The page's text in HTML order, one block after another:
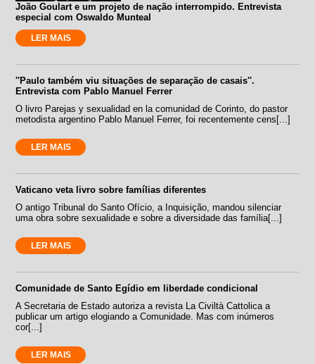
João Goulart e um projeto de nação interrompido. Entrevista
especial com Oswaldo Munteal
LER MAIS
''Paulo também viu situações de separação de casais''.
Entrevista com Pablo Manuel Ferrer
O livro Parejas y sexualidad en la comunidad de Corinto, do pastor
metodista argentino Pablo Manuel Ferrer, foi recentemente cens[...]
LER MAIS
Vaticano veta livro sobre famílias diferentes
O antigo Tribunal do Santo Ofício, a Inquisição, mandou silenciar
uma obra sobre sexualidade e sobre a diversidade das família[...]
LER MAIS
Comunidade de Santo Egídio em liberdade condicional
A Secretaria de Estado autoriza a revista La Civiltà Cattolica a
publicar um artigo elogiando a Comunidade. Mas com inúmeros
cor[...]
LER MAIS